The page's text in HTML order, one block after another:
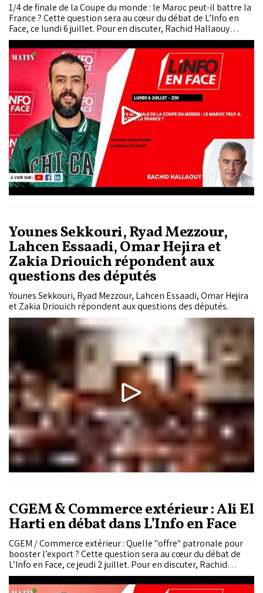
1/4 de finale de la Coupe du monde : le Maroc peut-il battre la
France ? Cette question sera au cœur du débat de L’Info en
Face, ce lundi 6 juillet. Pour en discuter, Rachid Hallaouy
reçoit Youssef Moutmaine, journaliste sport.
Younes Sekkouri, Ryad Mezzour,
Lahcen Essaadi, Omar Hejira et
Zakia Driouich répondent aux
questions des députés
Younes Sekkouri, Ryad Mezzour, Lahcen Essaadi, Omar Hejira
et Zakia Driouich répondent aux questions des députés.
CGEM & Commerce extérieur : Ali El
Harti en débat dans L’Info en Face
CGEM / Commerce extérieur : Quelle "offre" patronale pour
booster l’export ? Cette question sera au cœur du débat de
L’Info en Face, ce jeudi 2 juillet. Pour en discuter, Rachid
Hallaouy reçoit Ali El Harti, président de la commission
"Commerce Extérieur" à la CGEM.